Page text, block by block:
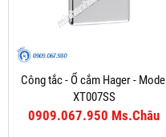
Công tắc - Ổ cắm Hager - Model
XT007SS
0909.067.950 Ms.Châu